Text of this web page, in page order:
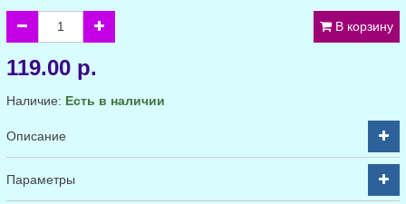
В корзину
119.00 р.
Наличие: Есть в наличии
Описание
Параметры